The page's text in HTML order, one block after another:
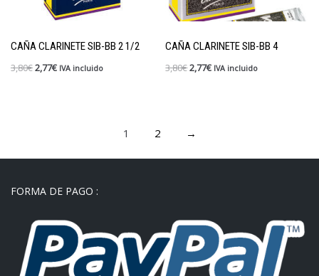
CAÑA CLARINETE SIB-BB 2 1/2
3,80€2,77€ IVA incluido
CAÑA CLARINETE SIB-BB 4
3,80€2,77€ IVA incluido
1 2 →
FORMA DE PAGO :